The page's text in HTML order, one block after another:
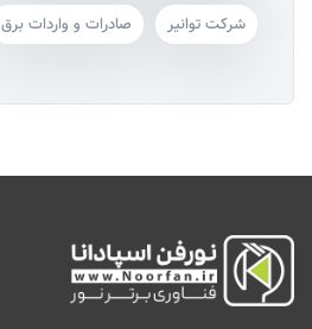
شرکت توانیر صادرات و واردات برق